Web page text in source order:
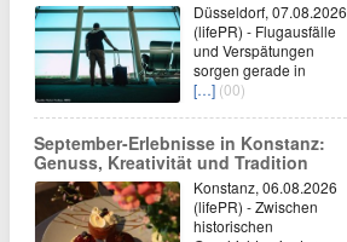
Düsseldorf, 07.08.2026
(lifePR) - Flugausfälle
und Verspätungen
sorgen gerade in
[…] (00)
September-Erlebnisse in Konstanz:
Genuss, Kreativität und Tradition
Konstanz, 06.08.2026
(lifePR) - Zwischen
historischen